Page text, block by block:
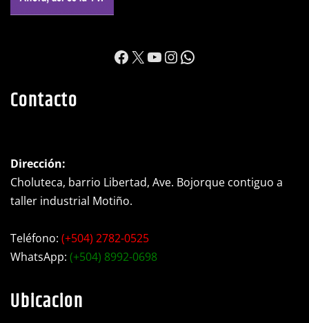
Choluteca, barrio Libertad, Ave. Bojorque contiguo a
taller industrial Motiño.
WhatsApp:(+504) 8992-0698